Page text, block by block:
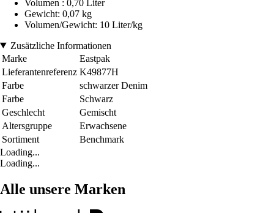
Volumen : 0,70 Liter
Gewicht: 0,07 kg
Volumen/Gewicht: 10 Liter/kg
Zusätzliche Informationen
Marke
Eastpak
Lieferantenreferenz K49877H
Farbe
schwarzer Denim
Farbe
Schwarz
Geschlecht
Gemischt
Altersgruppe
Erwachsene
Sortiment
Benchmark
Loading...
Loading...
Alle unsere Marken